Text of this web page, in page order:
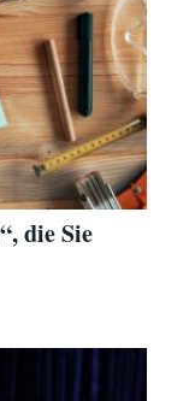
die Sie